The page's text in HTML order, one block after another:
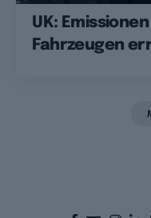
UK:
Fahrzeugen